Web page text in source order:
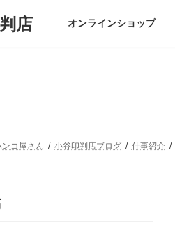
オンラインショップ
コ屋さん 小谷印判店ブログ 仕事紹介